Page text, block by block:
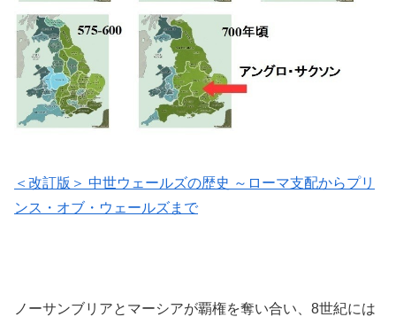
＜改訂版＞ 中世ウェールズの歴史 ～ローマ支配からプリ
ンス・オブ・ウェールズまで
ノーサンブリアとマーシアが覇権を奪い合い、8世紀には